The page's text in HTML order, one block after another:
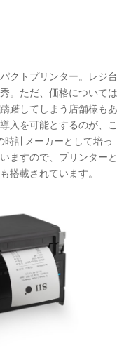
クトプリンター。レジ台
。ただ、価格については
躇してしまう店舗様もあ
入を可能とするのが、こ
計メーカーとして培っ
ますので、プリンターと
搭載されています。